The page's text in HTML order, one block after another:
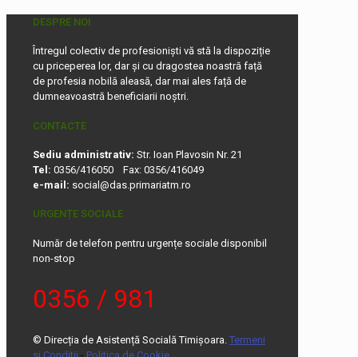
DESPRE NOI
Întregul colectiv de profesioniști vă stă la dispoziție
cu priceperea lor, dar și cu dragostea noastră față
de profesia nobilă aleasă, dar mai ales față de
dumneavoastră beneficiarii noștri.
CONTACTE
Sediu administrativ: Str. Ioan Plavosin Nr. 21
Tel: 0356/416050 Fax: 0356/416049
e-mail: social@das.primariatm.ro
URGENȚE SOCIALE
Număr de telefon pentru urgențe sociale disponibil
non-stop
0356 / 981
© Direcția de Asistență Socială Timișoara. Termeni
si Conditii - Politica de Cookie